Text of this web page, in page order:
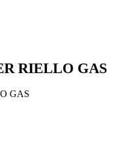
RIELLO GAS
GAS